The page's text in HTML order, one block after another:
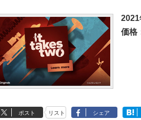
2021
価格
ポスト リスト シェア